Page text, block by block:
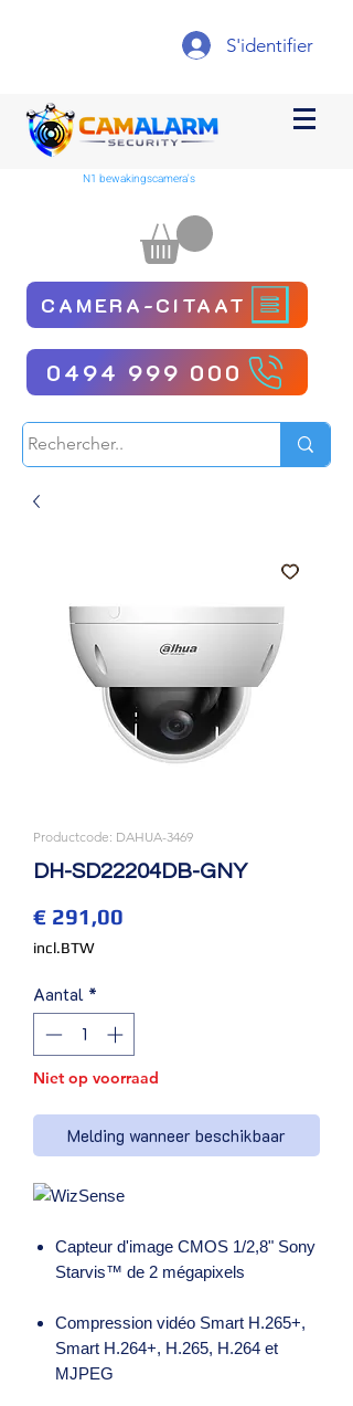
S'identifier
N1 bewakingscamera's
CAMERA-CITAAT
0494 999 000
Productcode: DAHUA-3469
DH-SD22204DB-GNY
€ 291,00
incl.BTW
Aantal *
Niet op voorraad
Melding wanneer beschikbaar
Capteur d'image CMOS 1/2,8" Sony
Starvis™ de 2 mégapixels
Compression vidéo Smart H.265+,
Smart H.264+, H.265, H.264 et
MJPEG